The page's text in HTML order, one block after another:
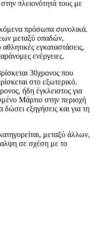
πλειονότητά τους με
πρόσωπα συνολικά.
μεταξύ οπαδών,
εγκαταστάσεις,
ενέργειες.
30χρονος που
στο εξωτερικό.
ήδη έγκλειστος για
Μάρτιο στην περιοχή
εξηγήσεις και για τη
μεταξύ άλλων,
σε σχέση με το